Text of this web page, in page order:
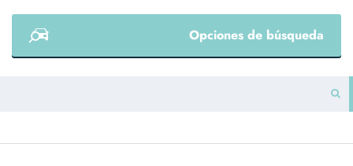
Opciones de búsqueda